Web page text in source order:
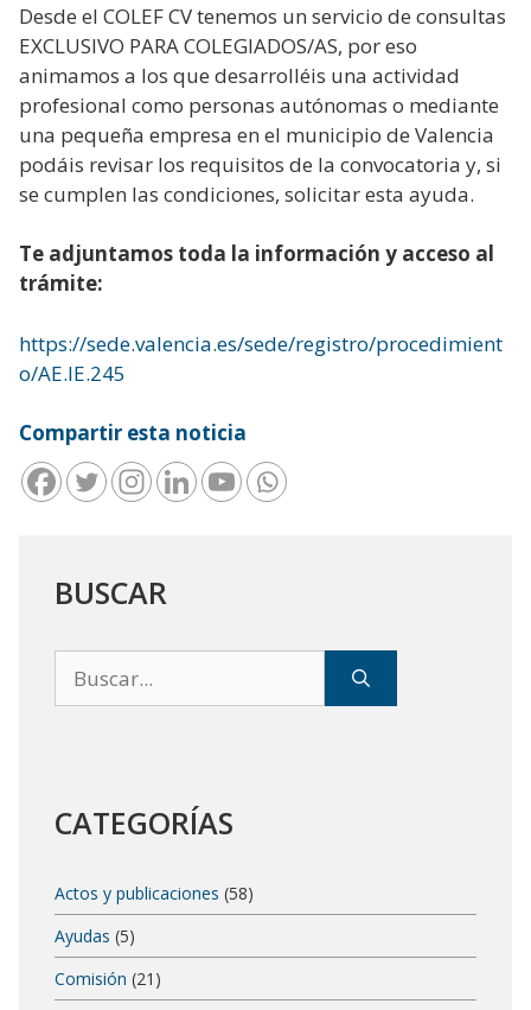
Desde el COLEF CV tenemos un servicio de consultas
EXCLUSIVO PARA COLEGIADOS/AS, por eso
animamos a los que desarrolléis una actividad
profesional como personas autónomas o mediante
una pequeña empresa en el municipio de Valencia
podáis revisar los requisitos de la convocatoria y, si
se cumplen las condiciones, solicitar esta ayuda.
Te adjuntamos toda la información y acceso al
trámite:
https://sede.valencia.es/sede/registro/procedimient
o/AE.IE.245
Compartir esta noticia
BUSCAR
CATEGORÍAS
Actos y publicaciones (58)
Ayudas (5)
Comisión (21)